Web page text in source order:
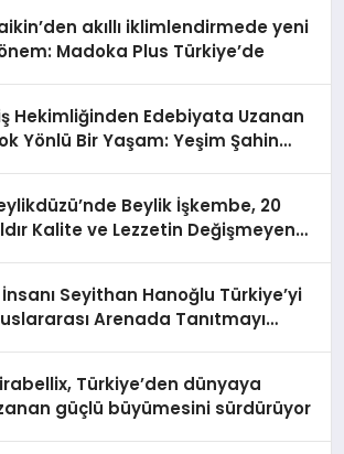
akıllı iklimlendirmede yeni
Madoka Plus Türkiye’de
Hekimliğinden Edebiyata Uzanan
Yönlü Bir Yaşam: Yeşim Şahin
Beylik İşkembe, 20
Kalite ve Lezzetin Değişmeyen
İnsanı Seyithan Hanoğlu Türkiye’yi
Arenada Tanıtmayı
Türkiye’den dünyaya
güçlü büyümesini sürdürüyor